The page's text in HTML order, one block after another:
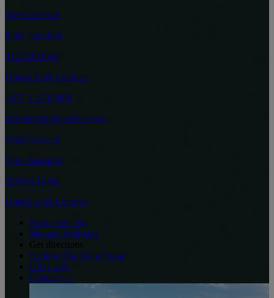
West Crescent
Palm Jumeirah
212484 Dubai
United Arab Emirates
+971 4 248 8888
info.thepalm@raffles.com
West Crescent
Palm Jumeirah
212484 Dubai
United Arab Emirates
Book your stay
Manage bookings
Explore The Palm Dubai
Gift Cards
Contact Us